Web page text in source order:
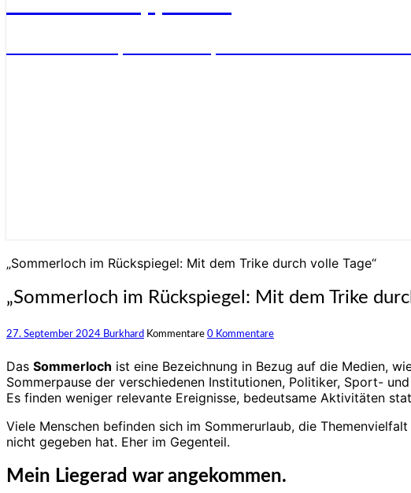
„Sommerloch im Rückspiegel: Mit dem Trike durch volle Tage“
„Sommerloch im Rückspiegel: Mit dem Trike
27. September 2024 Burkhard Kommentare 0 Kommentare
Das Sommerloch ist eine Bezeichnung in Bezug auf die Medien,
Sommerpause der verschiedenen Institutionen, Politiker, Sport-
Es finden weniger relevante Ereignisse, bedeutsame Aktivitäten
Viele Menschen befinden sich im Sommerurlaub, die
nicht gegeben hat. Eher im Gegenteil.
Mein Liegerad war angekommen.